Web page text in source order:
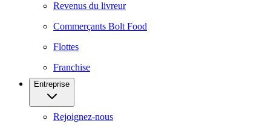
Revenus du livreur
Commerçants Bolt Food
Flottes
Franchise
Entreprise
Rejoignez-nous